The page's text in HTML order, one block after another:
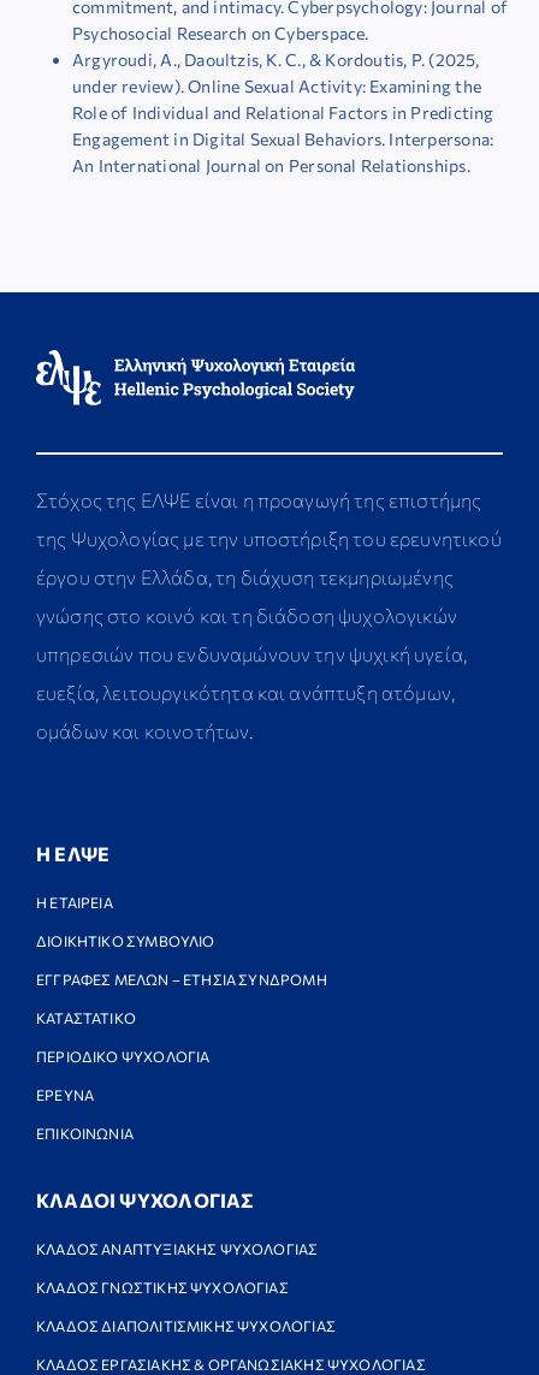
ΑΝΑΚΟΙΝΩΣΕΙΣ
ΕΠΙΚΟΙΝΩΝΙΑ
commitment, and intimacy. Cyberpsychology: Journal of
Psychosocial Research on Cyberspace.
Argyroudi, A., Daoultzis, K. C., & Kordoutis, P. (2025,
under review). Online Sexual Activity: Examining the
Role of Individual and Relational Factors in Predicting
Engagement in Digital Sexual Behaviors. Interpersona:
An International Journal on Personal Relationships.
Στόχος της ΕΛΨΕ είναι η προαγωγή της επιστήμης
της Ψυχολογίας με την υποστήριξη του ερευνητικού
έργου στην Ελλάδα, τη διάχυση τεκμηριωμένης
γνώσης στο κοινό και τη διάδοση ψυχολογικών
υπηρεσιών που ενδυναμώνουν την ψυχική υγεία,
ευεξία, λειτουργικότητα και ανάπτυξη ατόμων,
ομάδων και κοινοτήτων.
Η ΕΛΨΕ
Η ΕΤΑΙΡΕΙΑ
ΔΙΟΙΚΗΤΙΚΟ ΣΥΜΒΟΥΛΙΟ
ΕΓΓΡΑΦΕΣ ΜΕΛΩΝ – ΕΤΗΣΙΑ ΣΥΝΔΡΟΜΗ
ΚΑΤΑΣΤΑΤΙΚΟ
ΠΕΡΙΟΔΙΚΟ ΨΥΧΟΛΟΓΙΑ
ΕΡΕΥΝΑ
ΕΠΙΚΟΙΝΩΝΙΑ
ΚΛΑΔΟΙ ΨΥΧΟΛΟΓΙΑΣ
ΚΛΑΔΟΣ ΑΝΑΠΤΥΞΙΑΚΗΣ ΨΥΧΟΛΟΓΙΑΣ
ΚΛΑΔΟΣ ΓΝΩΣΤΙΚΗΣ ΨΥΧΟΛΟΓΙΑΣ
ΚΛΑΔΟΣ ΔΙΑΠΟΛΙΤΙΣΜΙΚΗΣ ΨΥΧΟΛΟΓΙΑΣ
ΚΛΑΔΟΣ ΕΡΓΑΣΙΑΚΗΣ & ΟΡΓΑΝΩΣΙΑΚΗΣ ΨΥΧΟΛΟΓΙΑΣ